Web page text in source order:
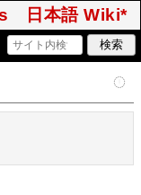
日本語 Wiki*